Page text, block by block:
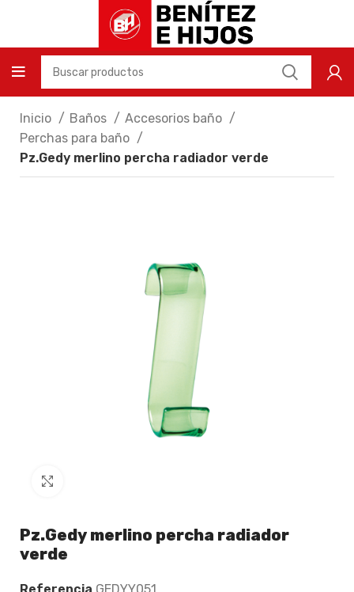
Inicio Baños
Accesorios baño
Perchas para baño
Pz.Gedy merlino percha radiador verde
Pz.Gedy merlino percha radiador
verde